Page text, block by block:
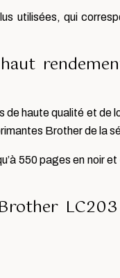
utilisées, qui
haute qualité et de
Brother de la
550 pages en noir